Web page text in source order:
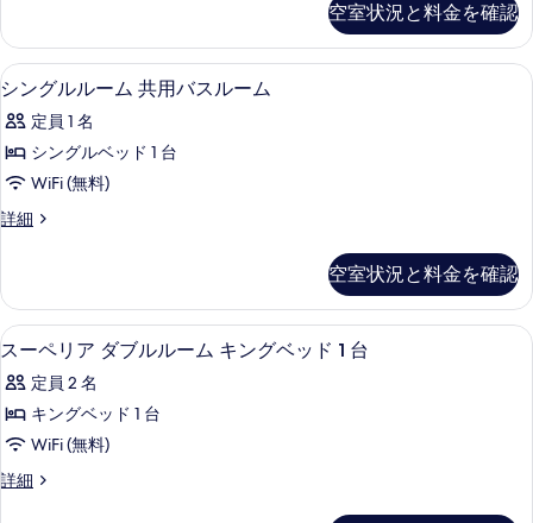
を
表
示
す
る
部
屋
エ
ン
ス
イ
ー
す
べ
て
の
写
真
を
ー
ト
4
部
屋
ン
ス
イ
の
細
空室状況と料金を確認
シ
ン
グ
ル
ー
共
用
バ
ス
ル
ー
ム
シングルルーム 共用バスルーム | セ
7
シングルルーム 共用バスルーム
定員 1 名
シングルベッド 1 台
WiFi (無料)
詳細
シ
ル
ー
ム
用
バ
ル
ー
ム
空室状況と料金を確認
ス
ー
ペ
リ
ダ
スーペリア ダブルルーム キングベッ
4
スーペリア ダブルルーム キングベッド 1 台
定員 2 名
キングベッド 1 台
WiFi (無料)
詳細
ス